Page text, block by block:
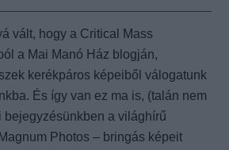
vált, hogy a Critical Mass
a Mai Manó Ház blogján,
kerékpáros képeiből válogatunk
És így van ez ma is, (talán nem
bejegyzésünkben a világhírű
Photos – bringás képeit